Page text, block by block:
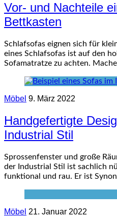
Vor- und Nachteile
Bettkasten
Schlafsofas eignen sich für
eines Schlafsofas ist auf den
Sofamatratze zu achten.
Möbel 9. März 2022
Handgefertigte
Industrial Stil
Sprossenfenster und große
der Industrial Stil ist sachlich
funktional und rau. Er ist
Möbel 21. Januar 2022